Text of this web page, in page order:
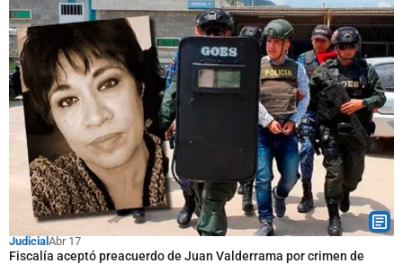
JudicialAbr 17
Fiscalía aceptó preacuerdo de Juan Valderrama por crimen de